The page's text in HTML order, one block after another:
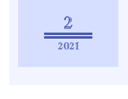
2
2021